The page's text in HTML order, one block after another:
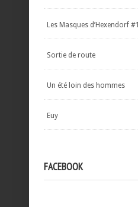
Les Masques d’Hexendorf #1
Sortie de route
Un été loin des hommes
Euy
FACEBOOK